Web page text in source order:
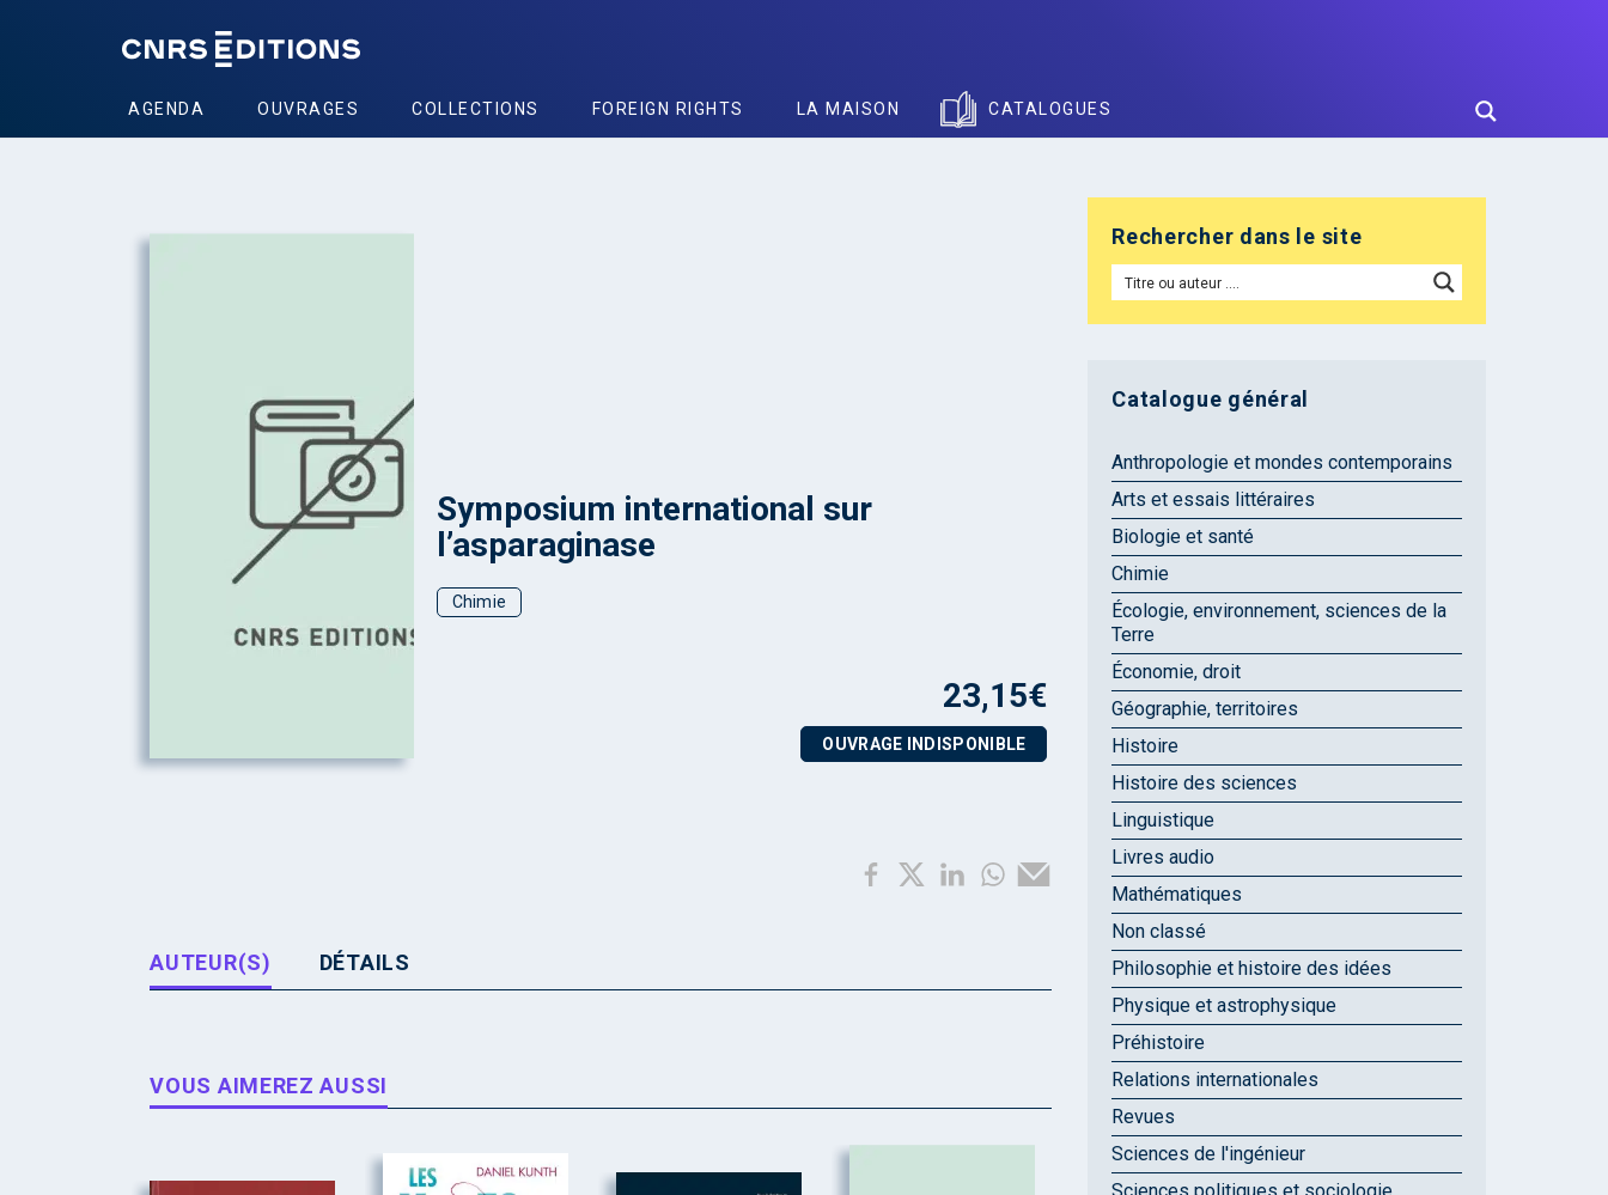
AGENDA OUVRAGES COLLECTIONS FOREIGN RIGHTS LA MAISON CATALOGUES
Symposium international sur
l’asparaginase
Chimie
23,15€
OUVRAGE INDISPONIBLE
AUTEUR(S) DÉTAILS
VOUS AIMEREZ AUSSI
Rechercher dans le site
Catalogue général
Anthropologie et mondes contemporains
Arts et essais littéraires
Biologie et santé
Chimie
Écologie, environnement, sciences de la
Terre
Économie, droit
Géographie, territoires
Histoire
Histoire des sciences
Linguistique
Livres audio
Mathématiques
Non classé
Philosophie et histoire des idées
Physique et astrophysique
Préhistoire
Relations internationales
Revues
Sciences de l'ingénieur